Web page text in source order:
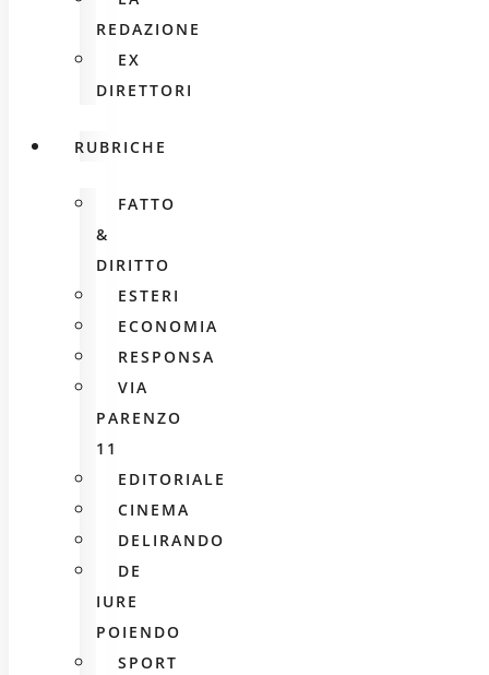
REDAZIONE
EX
DIRETTORI
RUBRICHE
FATTO
&
DIRITTO
ESTERI
ECONOMIA
RESPONSA
VIA
PARENZO
11
EDITORIALE
CINEMA
DELIRANDO
DE
IURE
POIENDO
SPORT